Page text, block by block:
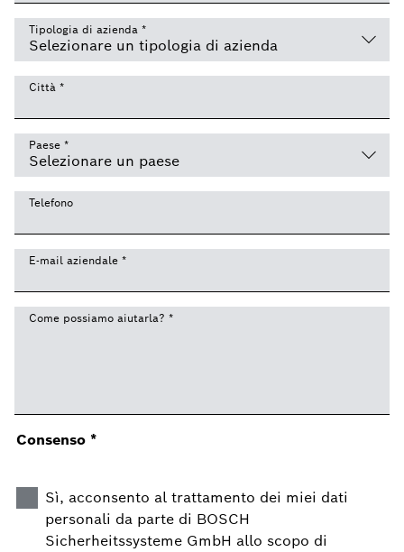
Tipologia di azienda *
Città *
Paese *
Telefono
E-mail aziendale *
Come possiamo aiutarla? *
Consenso *
Sì, acconsento al trattamento dei miei dati
personali da parte di BOSCH
Sicherheitssysteme GmbH allo scopo di